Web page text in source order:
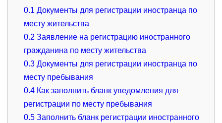
0.1 Документы для регистрации иностранца по
месту жительства
0.2 Заявление на регистрацию иностранного
гражданина по месту жительства
0.3 Документы для регистрации иностранца по
месту пребывания
0.4 Как заполнить бланк уведомления для
регистрации по месту пребывания
0.5 Заполнить бланк регистрации иностранного